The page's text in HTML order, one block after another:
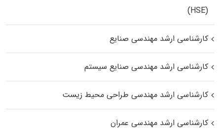
(HSE)
کارشناسی ارشد مهندسی صنایع
کارشناسی ارشد مهندسی صنایع سیستم
کارشناسی ارشد مهندسی طراحی محیط زیست
کارشناسی ارشد مهندسی عمران